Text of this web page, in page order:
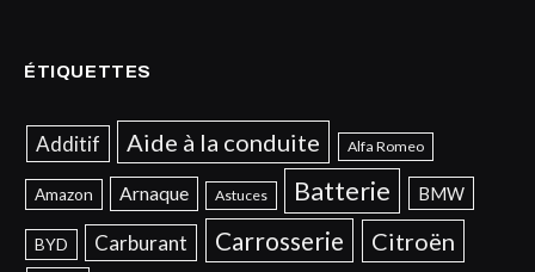
ÉTIQUETTES
Additif Aide à la conduite Alfa Romeo
Amazon Arnaque Astuces Batterie BMW
BYD Carburant Carrosserie Citroën